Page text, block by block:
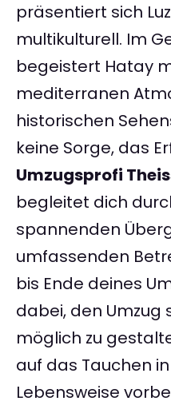
präsentiert sich
multikulturell. Im
begeistert Hatay
mediterranen
historischen
keine Sorge, das
Umzugsprofi
begleitet dich
spannenden
umfassenden
bis Ende deines
dabei, den Umzug
möglich zu
auf das Tauchen
Lebensweise